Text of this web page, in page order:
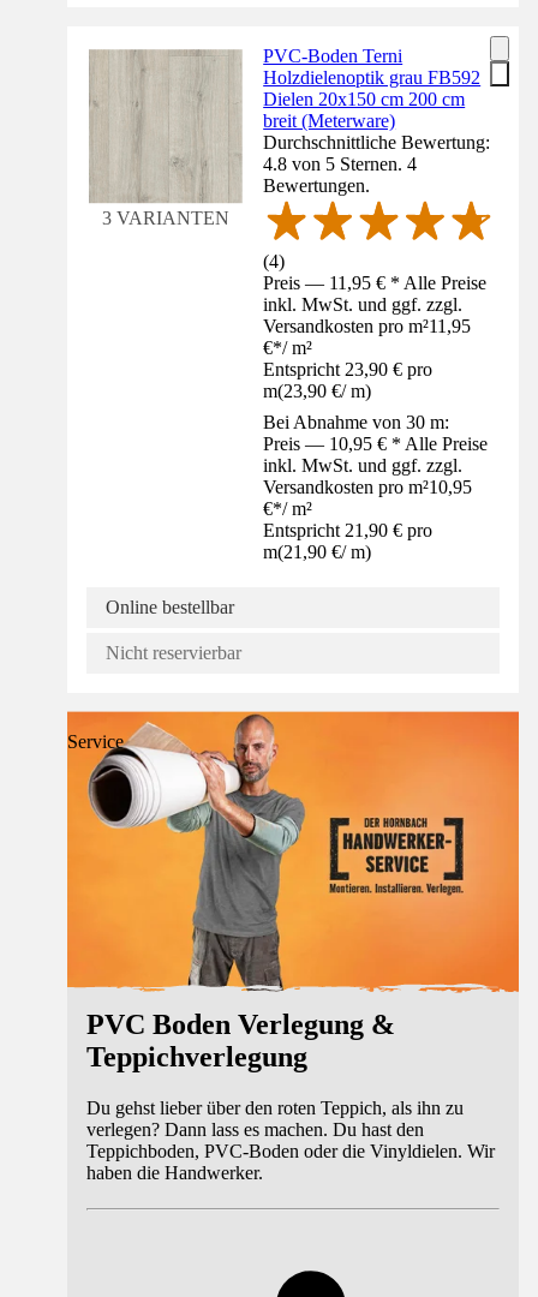
3 VARIANTEN
PVC-Boden Terni
Holzdielenoptik grau FB592
Dielen 20x150 cm 200 cm
breit (Meterware)
Durchschnittliche Bewertung:
4.8 von 5 Sternen. 4
Bewertungen.
(4)
Preis — 11,95 € * Alle Preise
inkl. MwSt. und ggf. zzgl.
Versandkosten pro m²11,95
€*/ m²
Entspricht 23,90 € pro
m(23,90 €/ m)
Bei Abnahme von 30 m:
Preis — 10,95 € * Alle Preise
inkl. MwSt. und ggf. zzgl.
Versandkosten pro m²10,95
€*/ m²
Entspricht 21,90 € pro
m(21,90 €/ m)
Online bestellbar
Nicht reservierbar
Service
PVC Boden Verlegung &
Teppichverlegung
Du gehst lieber über den roten Teppich, als ihn zu
verlegen? Dann lass es machen. Du hast den
Teppichboden, PVC-Boden oder die Vinyldielen. Wir
haben die Handwerker.